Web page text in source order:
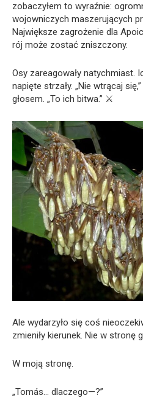
zobaczyłem to wyraźnie:
wojowniczych maszerujących
Największe zagrożenie dla
rój może zostać zniszczony.
Osy zareagowały natychmiast.
napięte strzały. „Nie wtrącaj
głosem. „To ich bitwa.” ⚔️
Ale wydarzyło się coś
zmieniły kierunek. Nie w stronę
W moją stronę.
„Tomás… dlaczego—?”